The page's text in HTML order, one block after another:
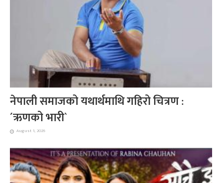
नेपाली समाजको यथार्थमाथि गहिरो चित्रण :
´ऋणको भारी`
August 1, 2026